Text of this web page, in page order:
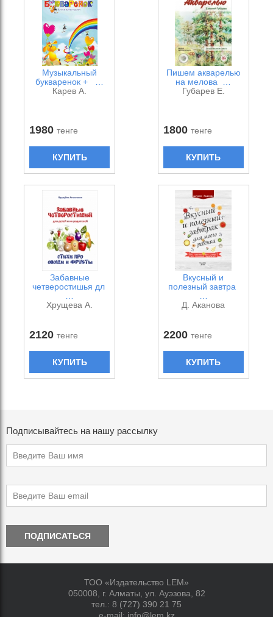
Музыкальный
букваренок + …
Карев А.
1980тенге
КУПИТЬ
Пишем акварелью
на мелова …
Губарев Е.
1800 тенге
КУПИТЬ
Забавные
четверостишья дл
Хрущева А.
2120тенге
КУПИТЬ
Вкусный и
полезный завтра
Д. Аканова
2200 тенге
КУПИТЬ
Подписывайтесь на нашу рассылку
ПОДПИСАТЬСЯ
ТОО «Издательство LEM»
050008, г. Алматы, ул. Ауэзова, 82
тел.: 8 (727) 390 21 75